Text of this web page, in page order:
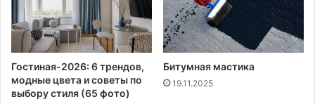
Гостиная-2026: 6 трендов,
модные цвета и советы по
выбору стиля (65 фото)
Битумная мастика
19.11.2025